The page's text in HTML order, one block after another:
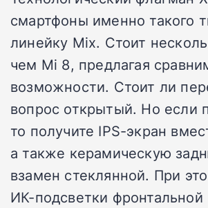
смартфоны именно такого
линейку Mix. Стоит
чем Mi 8, предлагая
возможности. Стоит ли
вопрос открытый. Но если
то получите IPS-экран
а также керамическую
взамен стеклянной. При
ИК-подсветки